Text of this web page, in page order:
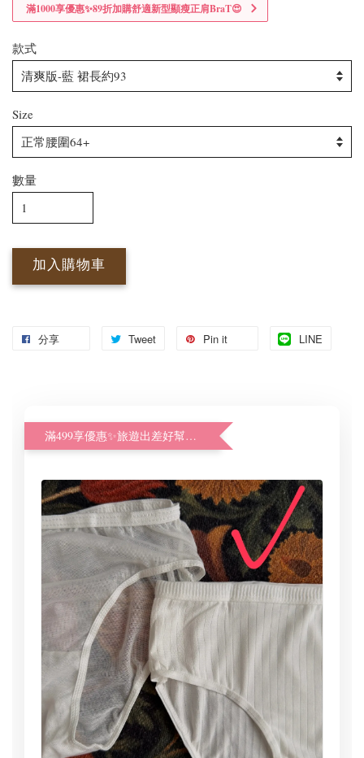
滿1000享優惠✨89折加購舒適新型顯瘦正肩BraT😍
款式
Size
數量
加入購物車
分享 Tweet Pin it LINE
滿499享優惠✨旅遊出差好幫手體驗加購價